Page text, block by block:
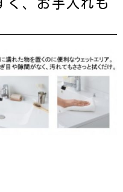
く、お手入れも